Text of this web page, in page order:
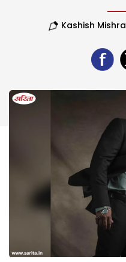
Kashish Mishra